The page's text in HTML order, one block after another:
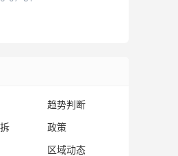
趋势判断
政策
区域动态